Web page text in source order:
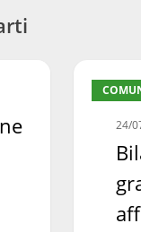
troppi
affrontati
24/